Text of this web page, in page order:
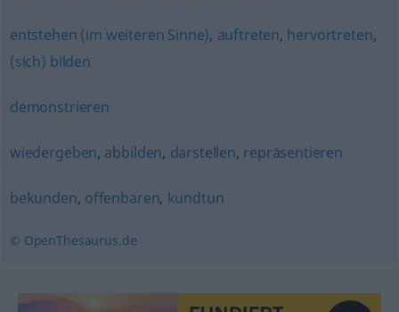
entstehen (im weiteren Sinne), auftreten, hervortreten,
(sich) bilden
demonstrieren
wiedergeben, abbilden, darstellen, repräsentieren
bekunden, offenbaren, kundtun
© OpenThesaurus.de